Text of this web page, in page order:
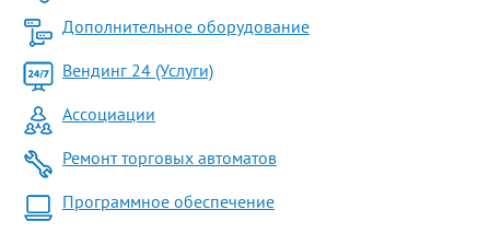
Дополнительное оборудование
Вендинг 24 (Услуги)
Ассоциации
Ремонт торговых автоматов
Программное обеспечение